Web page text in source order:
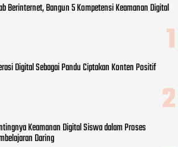
Berinternet, Bangun 5 Kompetensi Keamanan Digital
Digital Sebagai Pandu Ciptakan Konten Positif
Keamanan Digital Siswa dalam Proses
Daring